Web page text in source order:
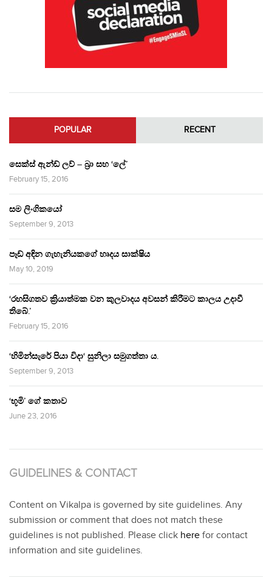
POPULAR RECENT
සෙක්ස් ඇන්ඩ් ලව් – බ්‍රා සහ ‘ලේ’
February 15, 2016
සම ලිංගිකයෝ
September 9, 2013
පෑඩ් අඳින ගැහැනියකගේ හෘදය සාක්ෂිය
May 10, 2019
‘රහසිගතව ක්‍රියාත්මක වන කුලවාදය අවසන් කිරීමට කාලය උදාවී
තිබේ.’
February 15, 2016
‘හිමින්සැරේ පියා විදා‘ සුනිලා සමුගත්තා ය.
September 9, 2013
‘භූමි’ ගේ කතාව
June 23, 2016
GUIDELINES & CONTACT
Content on Vikalpa is governed by site guidelines. Any
submission or comment that does not match these
guidelines is not published. Please click here for contact
information and site guidelines.